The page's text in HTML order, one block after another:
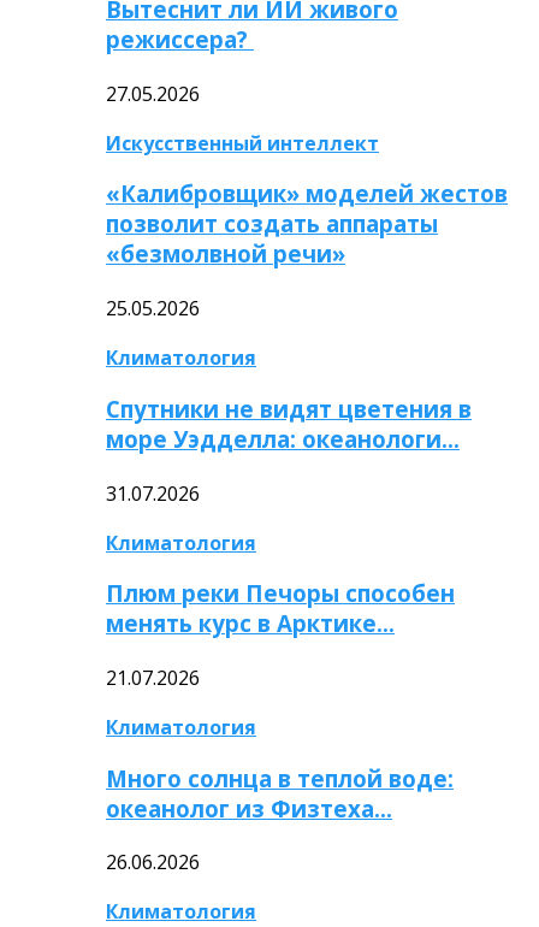
Вытеснит ли ИИ живого
режиссера?
27.05.2026
Искусственный интеллект
«Калибровщик» моделей жестов
позволит создать аппараты
«безмолвной речи»
25.05.2026
Климатология
Спутники не видят цветения в
море Уэдделла: океанологи…
31.07.2026
Климатология
Плюм реки Печоры способен
менять курс в Арктике…
21.07.2026
Климатология
Много солнца в теплой воде:
океанолог из Физтеха…
26.06.2026
Климатология